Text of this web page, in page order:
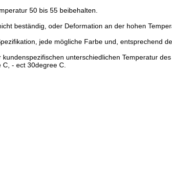
50 bis 55 beibehalten.
beständig, oder Deformation an der hohen
jede mögliche Farbe und, entsprechend
unterschiedlichen Temperatur des
- ect 30degree C.